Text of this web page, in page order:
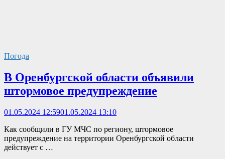
Погода
В Оренбургской области объявили
штормовое предупреждение
01.05.2024 12:5901.05.2024 13:10
Как сообщили в ГУ МЧС по региону, штормовое
предупреждение на территории Оренбургской области
действует с …